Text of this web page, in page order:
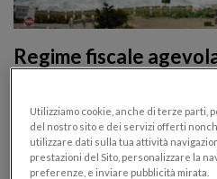
Regime fiscale
spariscano
FORFETTARI METTERSI IN
27/11/2014
Utilizziamo cookie, anche di terze parti,
del nostro sito e dei servizi offerti
utilizzare dati sulla tua attività
prestazioni del Sito, personalizzare la
preferenze, e inviare pubblicità mirata.